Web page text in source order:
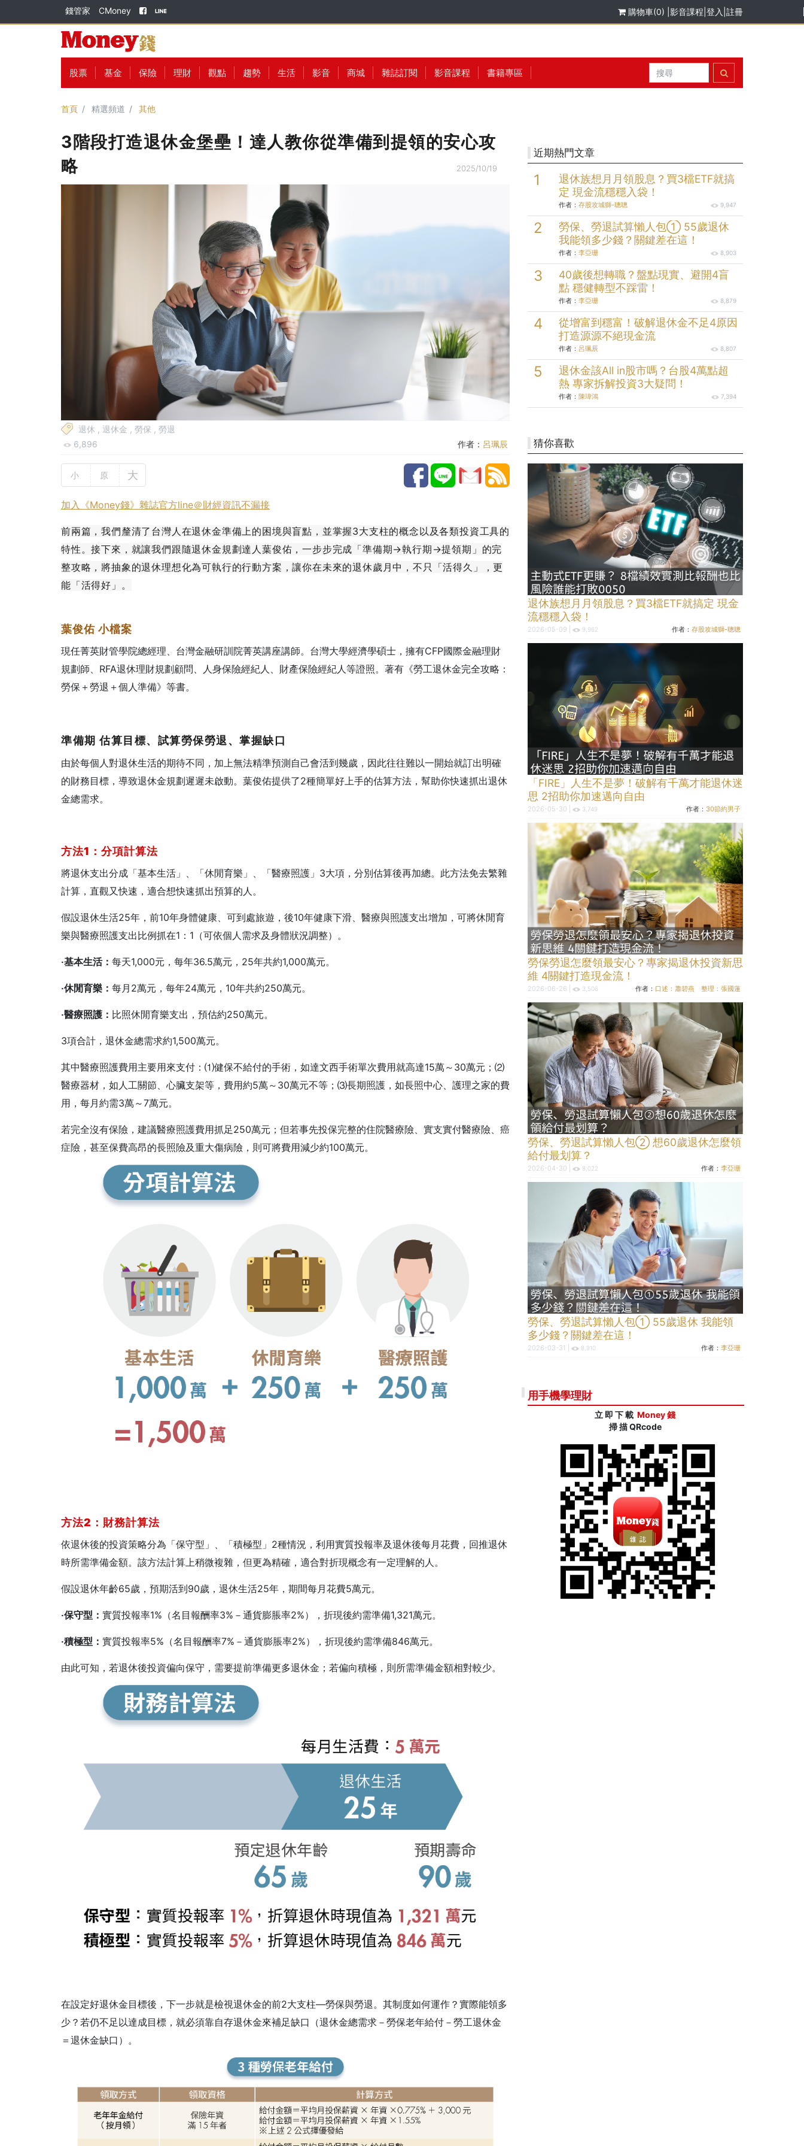
錢管家 CMoney 購物車(0) 影音課程 登入 註冊
股票 基金 保險 理財 觀點 趨勢 生活 影音 商城 雜誌訂閱 影音課程 書籍專區
首頁 精選頻道 其他
3階段打造退休金堡壘！達人教你從準備到提領的安心攻
略
2025/10/19
退休 , 退休金 , 勞保 , 勞退
6,896
作者： 呂珮辰
小 原 大
加入《Money錢》雜誌官方line＠財經資訊不漏接
前兩篇，我們釐清了台灣人在退休金準備上的困境與盲點，並掌握3大支柱的概念以及各類投資工具的
特性。接下來，就讓我們跟隨退休金規劃達人葉俊佑，一步步完成「準備期→執行期→提領期」的完
整攻略，將抽象的退休理想化為可執行的行動方案，讓你在未來的退休歲月中，不只「活得久」，更
能「活得好」。
葉俊佑 小檔案
現任菁英財管學院總經理、台灣金融研訓院菁英講座講師。台灣大學經濟學碩士，擁有CFP國際金融理財
規劃師、RFA退休理財規劃顧問、人身保險經紀人、財產保險經紀人等證照。著有《勞工退休金完全攻略：
勞保＋勞退＋個人準備》等書。
準備期估算目標、試算勞保勞退、掌握缺口
由於每個人對退休生活的期待不同，加上無法精準預測自己會活到幾歲，因此往往難以一開始就訂出明確
的財務目標，導致退休金規劃遲遲未啟動。葉俊佑提供了2種簡單好上手的估算方法，幫助你快速抓出退休
金總需求。
方法1 ：分項計算法
將退休支出分成「基本生活」、「休閒育樂」、「醫療照護」3大項，分別估算後再加總。此方法免去繁雜
計算，直觀又快速，適合想快速抓出預算的人。
假設退休生活25年，前10年身體健康、可到處旅遊，後10年健康下滑、醫療與照護支出增加，可將休閒育
樂與醫療照護支出比例抓在1：1（可依個人需求及身體狀況調整）。
‧基本生活： 每天1,000元，每年36.5萬元，25年共約1,000萬元。
‧休閒育樂： 每月2萬元，每年24萬元，10年共約250萬元。
‧醫療照護： 比照休閒育樂支出，預估約250萬元。
3項合計，退休金總需求約1,500萬元。
其中醫療照護費用主要用來支付：⑴健保不給付的手術，如達文西手術單次費用就高達15萬～30萬元；⑵
醫療器材，如人工關節、心臟支架等，費用約5萬～30萬元不等；⑶長期照護，如長照中心、護理之家的費
用，每月約需3萬～7萬元。
若完全沒有保險，建議醫療照護費用抓足250萬元；但若事先投保完整的住院醫療險、實支實付醫療險、癌
症險，甚至保費高昂的長照險及重大傷病險，則可將費用減少約100萬元。
方法2 ：財務計算法
依退休後的投資策略分為「保守型」、「積極型」2種情況，利用實質投報率及退休後每月花費，回推退休
時所需準備金額。該方法計算上稍微複雜，但更為精確，適合對折現概念有一定理解的人。
假設退休年齡65歲，預期活到90歲，退休生活25年，期間每月花費5萬元。
‧保守型： 實質投報率1%（名目報酬率3%－通貨膨脹率2%），折現後約需準備1,321萬元。
‧積極型： 實質投報率5%（名目報酬率7%－通貨膨脹率2%），折現後約需準備846萬元。
由此可知，若退休後投資偏向保守，需要提前準備更多退休金；若偏向積極，則所需準備金額相對較少。
在設定好退休金目標後，下一步就是檢視退休金的前2大支柱—勞保與勞退。其制度如何運作？實際能領多
少？若仍不足以達成目標，就必須靠自存退休金來補足缺口（退休金總需求－勞保老年給付－勞工退休金
＝退休金缺口）。
近期熱門文章
退休族想月月領股息？買3檔ETF就搞
定 現金流穩穩入袋！
作者： 存股攻城獅-聰聰 9,947
勞保、勞退試算懶人包① 55歲退休
我能領多少錢？關鍵差在這！
作者： 李亞珊 8,903
40歲後想轉職？盤點現實、避開4盲
點 穩健轉型不踩雷！
作者： 李亞珊 8,879
從增富到穩富！破解退休金不足4原因
打造源源不絕現金流
作者： 呂珮辰 8,807
退休金該All in股市嗎？台股4萬點超
熱 專家拆解投資3大疑問！
作者： 陳瑋鴻 7,394
猜你喜歡
退休族想月月領股息？買3檔ETF就搞定 現金
流穩穩入袋！
2026-05-09 | 9,962 作者：存股攻城獅-聰聰
「FIRE」人生不是夢！破解有千萬才能退休迷
思 2招助你加速邁向自由
2026-05-30 | 3,749 作者： 30節約男子
勞保勞退怎麼領最安心？專家揭退休投資新思
維 4關鍵打造現金流！
2026-06-26 | 3,506 作者： 口述：蕭碧燕 整理：張國蓮
勞保、勞退試算懶人包② 想60歲退休怎麼領
給付最划算？
2026-04-30 | 8,022 作者：李亞珊
勞保、勞退試算懶人包① 55歲退休 我能領
多少錢？關鍵差在這！
2026-03-31 | 8,910 作者：李亞珊
用手機學理財
立 即 下 載 Money 錢
掃 描 QRcode